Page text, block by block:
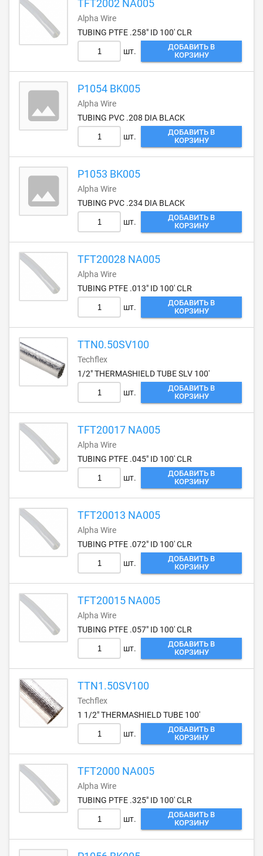
TFT2002 NA005
Alpha Wire
TUBING PTFE .258" ID 100' CLR
шт.
ДОБАВИТЬ В
КОРЗИНУ
P1054 BK005
Alpha Wire
TUBING PVC .208 DIA BLACK
шт.
ДОБАВИТЬ В
КОРЗИНУ
P1053 BK005
Alpha Wire
TUBING PVC .234 DIA BLACK
шт.
ДОБАВИТЬ В
КОРЗИНУ
TFT20028 NA005
Alpha Wire
TUBING PTFE .013" ID 100' CLR
шт.
ДОБАВИТЬ В
КОРЗИНУ
TTN0.50SV100
Techflex
1/2" THERMASHIELD TUBE SLV 100'
шт.
ДОБАВИТЬ В
КОРЗИНУ
TFT20017 NA005
Alpha Wire
TUBING PTFE .045" ID 100' CLR
шт.
ДОБАВИТЬ В
КОРЗИНУ
TFT20013 NA005
Alpha Wire
TUBING PTFE .072" ID 100' CLR
шт.
ДОБАВИТЬ В
КОРЗИНУ
TFT20015 NA005
Alpha Wire
TUBING PTFE .057" ID 100' CLR
шт.
ДОБАВИТЬ В
КОРЗИНУ
TTN1.50SV100
Techflex
1 1/2" THERMASHIELD TUBE 100'
шт.
ДОБАВИТЬ В
КОРЗИНУ
TFT2000 NA005
Alpha Wire
TUBING PTFE .325" ID 100' CLR
шт.
ДОБАВИТЬ В
КОРЗИНУ